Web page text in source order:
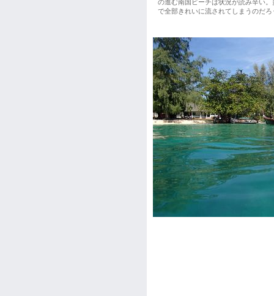
の進む南国ビーチは状況が読み辛い。
で全部きれいに流されてしまうのだろ